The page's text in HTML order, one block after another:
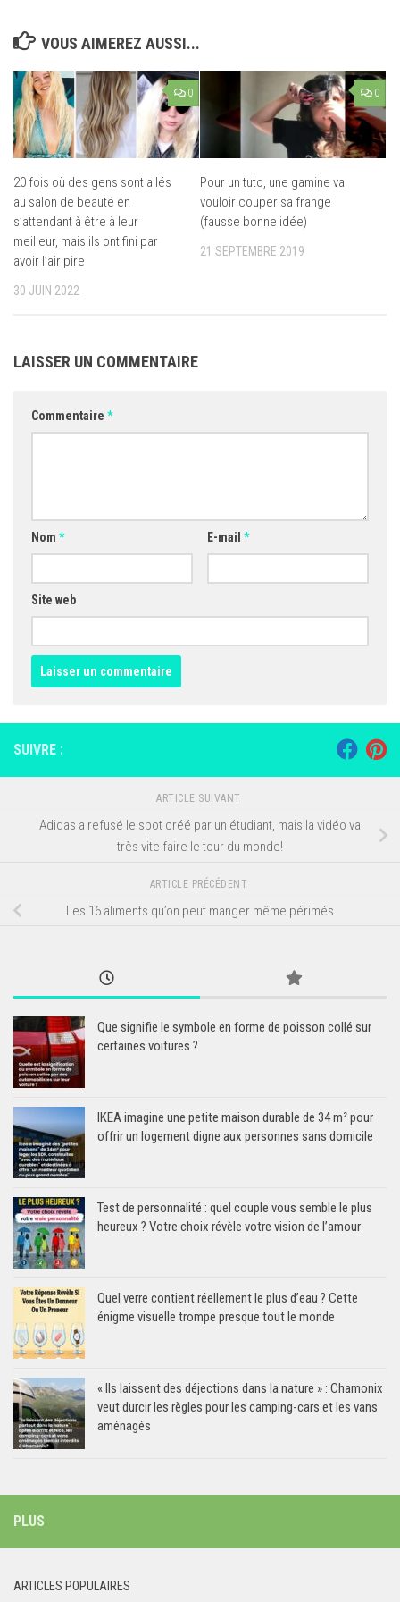
VOUS AIMEREZ AUSSI...
0
20 fois où des gens sont allés
au salon de beauté en
s’attendant à être à leur
meilleur, mais ils ont fini par
avoir l’air pire
30 JUIN 2022
0
Pour un tuto, une gamine va
vouloir couper sa frange
(fausse bonne idée)
21 SEPTEMBRE 2019
LAISSER UN COMMENTAIRE
Commentaire *
Nom * E-mail *
Site web
SUIVRE :
ARTICLE SUIVANT
Adidas a refusé le spot créé par un étudiant, mais la vidéo va
très vite faire le tour du monde!
ARTICLE PRÉCÉDENT
Les 16 aliments qu’on peut manger même périmés
Que signifie le symbole en forme de poisson collé sur
certaines voitures ?
IKEA imagine une petite maison durable de 34 m² pour
offrir un logement digne aux personnes sans domicile
Test de personnalité : quel couple vous semble le plus
heureux ? Votre choix révèle votre vision de l’amour
Quel verre contient réellement le plus d’eau ? Cette
énigme visuelle trompe presque tout le monde
« Ils laissent des déjections dans la nature » : Chamonix
veut durcir les règles pour les camping-cars et les vans
aménagés
PLUS
ARTICLES POPULAIRES